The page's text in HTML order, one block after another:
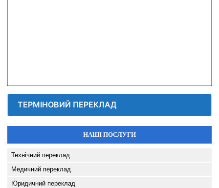
ТЕРМІНОВИЙ ПЕРЕКЛАД
НАШІ ПОСЛУГИ
Технічний переклад
Медичний переклад
Юридичний переклад